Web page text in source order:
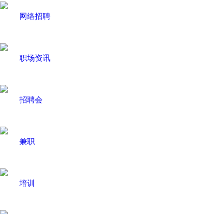
网络招聘
职场资讯
招聘会
兼职
培训